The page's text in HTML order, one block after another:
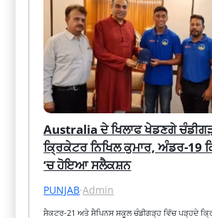
Australia ਦੇ ਖਿਲਾਫ ਖੇਡਣਗੇ
ਕ੍ਰਿਕੇਟਰ ਨਿਖਿਲ ਕੁਮਾਰ, ਅੰਡਰ-19
‘ਚ ਹੋਇਆ ਸਲੈਕਸ਼ਨ
PUNJAB·Admin
ਸੈਕਟਰ-21 ਅਤੇ ਸੈਪਿਨਸ ਸਕੂਲ ਚੰਡੀਗੜ੍ਹ ਵਿੱਚ ਪੜ੍ਹਦੇ